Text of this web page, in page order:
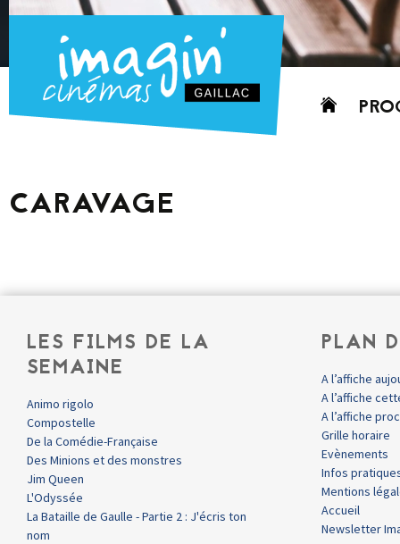
Aller
CARAVAGE
LES FILMS DE LA
SEMAINE
Animo rigolo
Compostelle
De la Comédie-Française
Des Minions et des monstres
Jim Queen
L'Odyssée
La Bataille de Gaulle - Partie 2 : J'écris ton
nom
PLAN
A l’affiche
A l’affiche
A l’affiche
Grille horaire
Evènements
Infos
Mentions
Accueil
Newsletter